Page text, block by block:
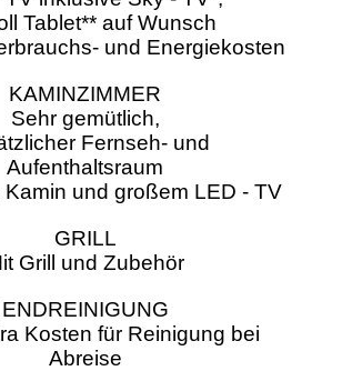
Tablet** auf Wunsch
und Energiekosten
KAMINZIMMER
Sehr gemütlich,
Fernseh- und
Aufenthaltsraum
Kamin und großem LED - TV
GRILL
Grill und Zubehör
ENDREINIGUNG
Kosten für Reinigung bei
Abreise